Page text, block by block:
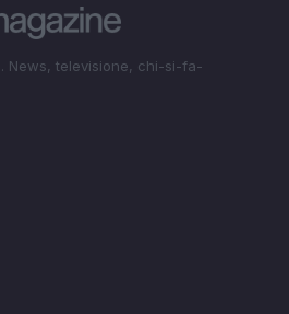
News, televisione, chi-si-fa-